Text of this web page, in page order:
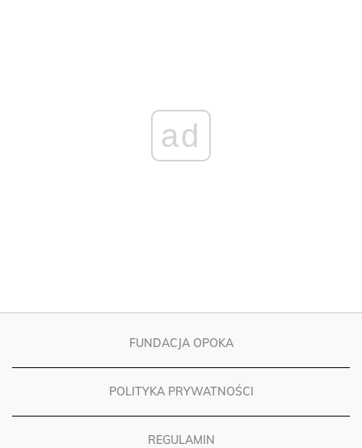
ad
FUNDACJA OPOKA
POLITYKA PRYWATNOŚCI
REGULAMIN